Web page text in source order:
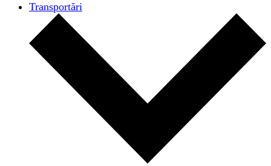
Transportări